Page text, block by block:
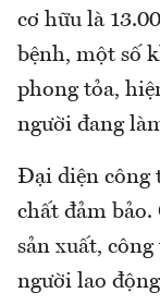
cơ hữu là
bệnh, một số
phong tỏa,
người đang
Đại diện công
chất đảm bảo.
sản xuất,
người lao